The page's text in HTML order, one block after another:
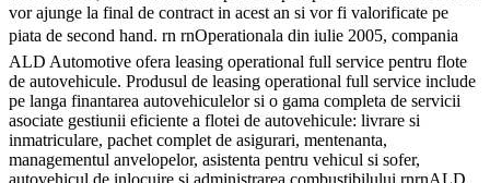
vor ajunge la final de contract in acest an si vor fi valorificate pe
piata de second hand. rn rnOperationala din iulie 2005, compania
ALD Automotive ofera leasing operational full service pentru flote
de autovehicule. Produsul de leasing operational full service include
pe langa finantarea autovehiculelor si o gama completa de servicii
asociate gestiunii eficiente a flotei de autovehicule: livrare si
inmatriculare, pachet complet de asigurari, mentenanta,
managementul anvelopelor, asistenta pentru vehicul si sofer,